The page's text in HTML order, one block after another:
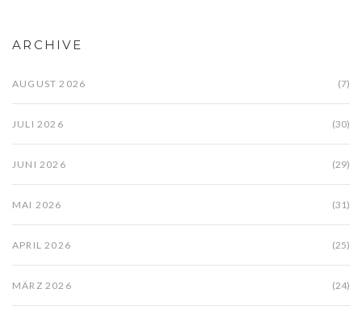
ARCHIVE
AUGUST 2026 (7)
JULI 2026 (30)
JUNI 2026 (29)
MAI 2026 (31)
APRIL 2026 (25)
MÄRZ 2026 (24)